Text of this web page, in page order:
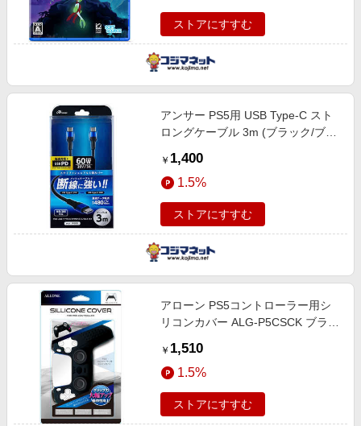
ストアにすすむ
アンサー PS5用 USB Type-C スト
ロングケーブル 3m (ブラック/ブル
￥ 1,400
1.5%
ストアにすすむ
アローン PS5コントローラー用シ
リコンカバー ALG-P5CSCK ブラッ
￥ 1,510
1.5%
ストアにすすむ